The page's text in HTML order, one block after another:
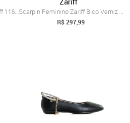
Sapatilha Loafer Feminino Zariff 1166588... Scarpin Feminino Zariff Bico Verniz 7060...
R$ 297,99